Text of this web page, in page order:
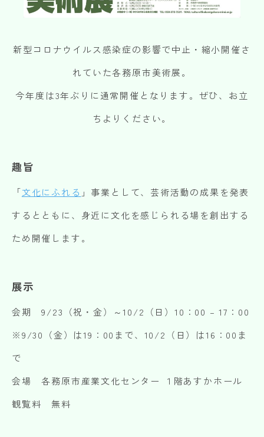
新型コロナウイルス感染症の影響で中止・縮小開催さ
れていた各務原市美術展。
今年度は3年ぶりに通常開催となります。ぜひ、お立
ちよりください。
趣旨
「文化にふれる 」事業として、芸術活動の成果を発表
するとともに、身近に文化を感じられる場を創出する
ため開催します。
展示
会期 9/23（祝・金）～10/2（日）10：00 – 17：00
※9/30（金）は19：00まで、10/2（日）は16：00ま
で
会場 各務原市産業文化センター １階あすかホール
観覧料 無料